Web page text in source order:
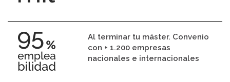
Al terminar tu máster. Convenio
con + 1.200 empresas
nacionales e internacionales